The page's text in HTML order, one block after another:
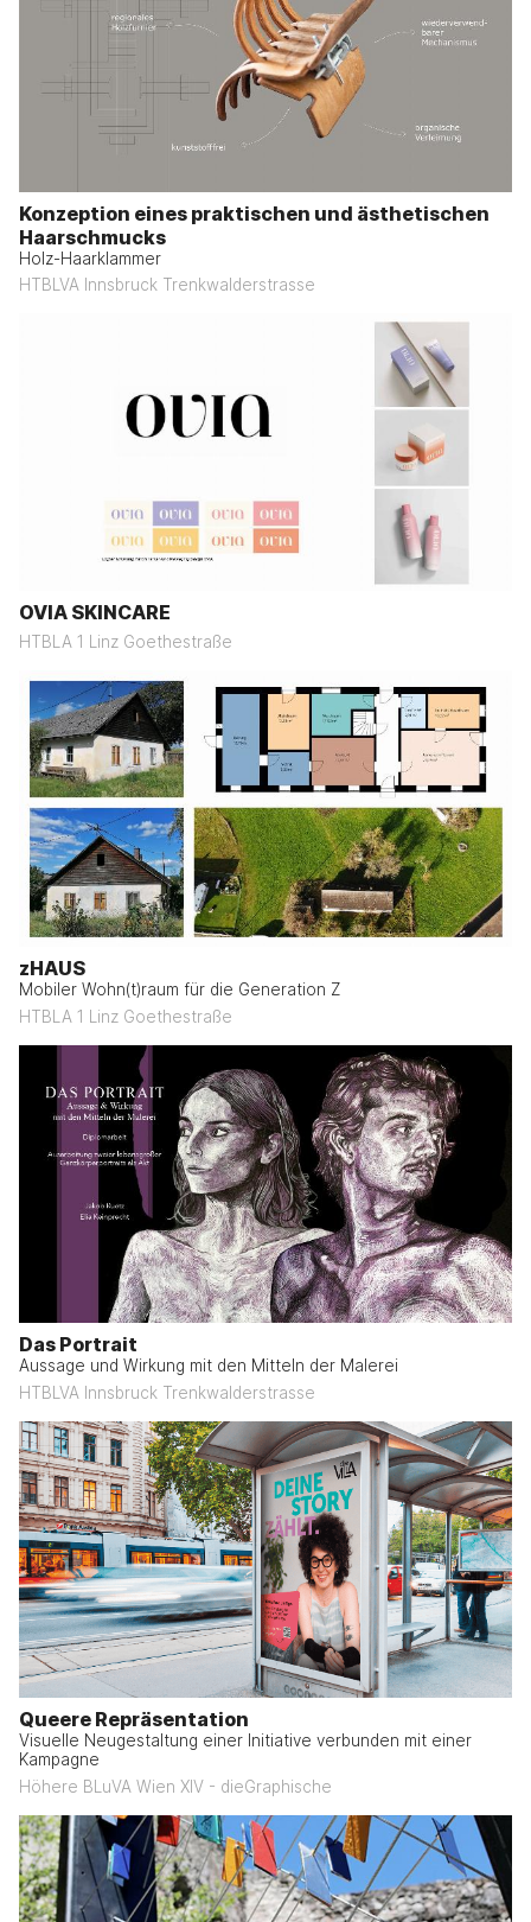
Konzeption eines praktischen und ästhetischen
Haarschmucks
Holz-Haarklammer
HTBLVA Innsbruck Trenkwalderstrasse
OVIA SKINCARE
HTBLA 1 Linz Goethestraße
zHAUS
Mobiler Wohn(t)raum für die Generation Z
HTBLA 1 Linz Goethestraße
Das Portrait
Aussage und Wirkung mit den Mitteln der Malerei
HTBLVA Innsbruck Trenkwalderstrasse
Queere Repräsentation
Visuelle Neugestaltung einer Initiative verbunden mit einer
Kampagne
Höhere BLuVA Wien XIV - dieGraphische